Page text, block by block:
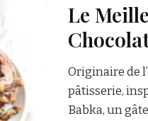
Le
Originaire de
pâtisserie,
Babka, un